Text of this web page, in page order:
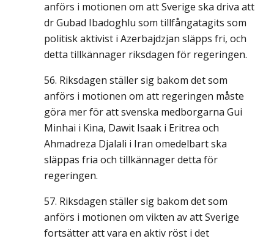
anförs i motionen om att Sverige ska driva att
dr Gubad Ibadoghlu som tillfångatagits som
politisk aktivist i Azerbajdzjan släpps fri, och
detta tillkännager riksdagen för regeringen.
Riksdagen ställer sig bakom det som
anförs i motionen om att regeringen måste
göra mer för att svenska medborgarna Gui
Minhai i Kina, Dawit Isaak i Eritrea och
Ahmadreza Djalali i Iran omedelbart ska
släppas fria och tillkännager detta för
regeringen.
Riksdagen ställer sig bakom det som
anförs i motionen om vikten av att Sverige
fortsätter att vara en aktiv röst i det